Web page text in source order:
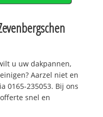
u uw dakpannen,
Aarzel niet en
0165-235053. Bij ons
snel en